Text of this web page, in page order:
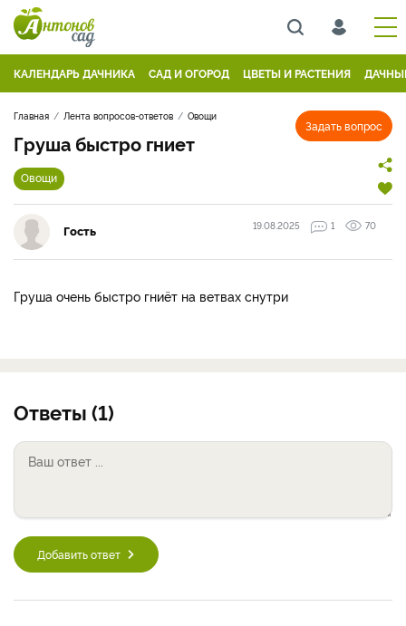
КАЛЕНДАРЬ ДАЧНИКА САД И ОГОРОД ЦВЕТЫ И РАСТЕНИЯ
Задать вопрос
Главная Лента вопросов-ответов Овощи
Груша быстро гниет
Овощи
Гость 19.08.2025 1 70
Груша очень быстро гниёт на ветвах снутри
Ответы (1)
Добавить ответ